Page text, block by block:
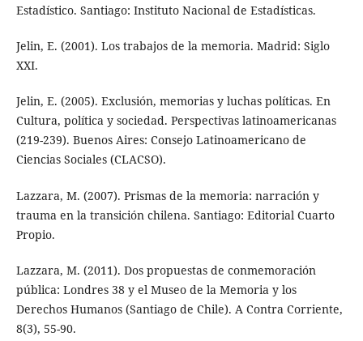
Estadístico. Santiago: Instituto Nacional de Estadísticas.
Jelin, E. (2001). Los trabajos de la memoria. Madrid: Siglo
XXI.
Jelin, E. (2005). Exclusión, memorias y luchas políticas. En
Cultura, política y sociedad. Perspectivas latinoamericanas
(219-239). Buenos Aires: Consejo Latinoamericano de
Ciencias Sociales (CLACSO).
Lazzara, M. (2007). Prismas de la memoria: narración y
trauma en la transición chilena. Santiago: Editorial Cuarto
Propio.
Lazzara, M. (2011). Dos propuestas de conmemoración
pública: Londres 38 y el Museo de la Memoria y los
Derechos Humanos (Santiago de Chile). A Contra Corriente,
8(3), 55-90.